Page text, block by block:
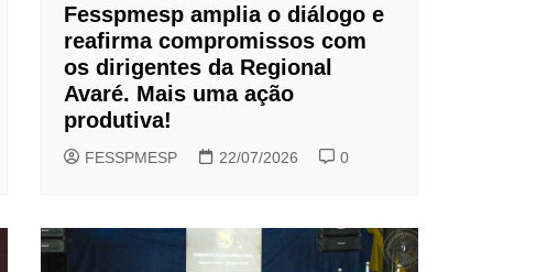
Fesspmesp amplia o diálogo e
reafirma compromissos com
os dirigentes da Regional
Avaré. Mais uma ação
produtiva!
FESSPMESP 22/07/2026 0